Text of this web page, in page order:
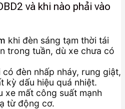
và khi nào phải vào
khi đèn sáng tạm thời tái
trong tuần, dù xe chưa có
có đèn nhấp nháy, rung giật,
kỳ dấu hiệu quá nhiệt.
xe mất công suất mạnh
từ động cơ.